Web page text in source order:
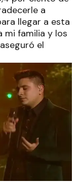
a
llegar a esta
mi familia y los
el